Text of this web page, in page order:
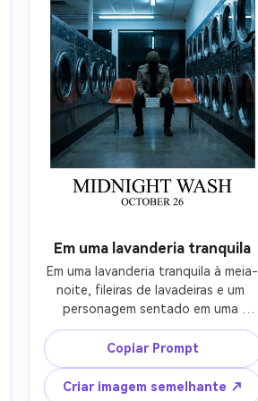
Em uma lavanderia tranquila
Em uma lavanderia tranquila à meia-
noite, fileiras de lavadeiras e um
personagem sentado em uma
cadeira de plástico segurando uma
nota, iluminação fluorescente
fresca, layout minimalista de pôster
indie com assunto centrado e borda
Copiar Prompt
Criar imagem semelhante ↗